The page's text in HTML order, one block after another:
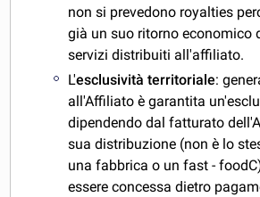
non si prevedono royalties
già un suo ritorno economico
servizi distribuiti all'affiliato.
L'esclusività territoriale:
all'Affiliato è garantita
dipendendo dal fatturato
sua distribuzione (non è lo
una fabbrica o un fast -
essere concessa dietro